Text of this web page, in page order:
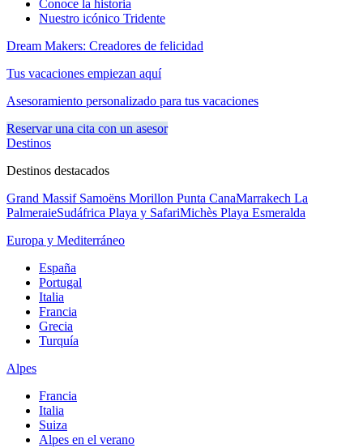
Conoce la historia
Nuestro icónico Tridente
Dream Makers: Creadores de felicidad
Tus vacaciones empiezan aquí
Asesoramiento personalizado para tus vacaciones
Reservar una cita con un asesor
Destinos
Destinos destacados
Grand Massif Samoëns Morillon Punta CanaMarrakech La
PalmeraieSudáfrica Playa y SafariMichès Playa Esmeralda
Europa y Mediterráneo
España
Portugal
Italia
Francia
Grecia
Turquía
Alpes
Francia
Italia
Suiza
Alpes en el verano